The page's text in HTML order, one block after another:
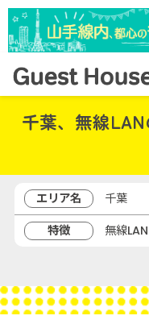
千葉、無線
エリア名
千葉
特徴
無線LAN